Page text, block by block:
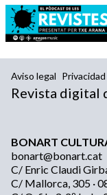
Aviso legal Privacidad
Revista digital
BONART
bonart@bonart.cat
C/ Enric Claudi
C/ Mallorca, 305 ·